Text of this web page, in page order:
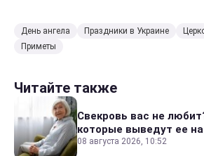
День ангела Праздники в Украине
Приметы
Читайте также
Свекровь вас не
которые выведут ее
08 августа 2026, 10:52